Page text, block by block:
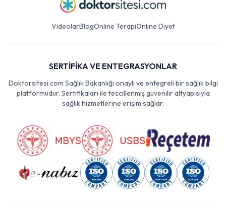
VideolarBlogOnline TerapiOnline Diyet
SERTİFİKA VE ENTEGRASYONLAR
Doktorsitesi.com Sağlık Bakanlığı onaylı ve entegreli bir sağlık bilgi
platformudur. Sertifikaları ile tescillenmiş güvenilir altyapısıyla
sağlık hizmetlerine erişim sağlar.